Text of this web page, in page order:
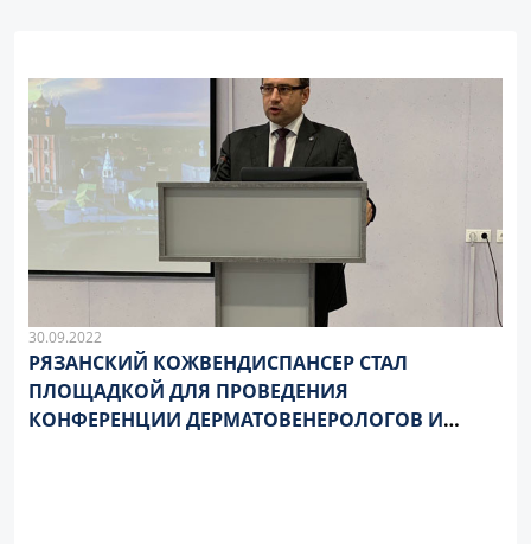
30.09.2022
РЯЗАНСКИЙ КОЖВЕНДИСПАНСЕР СТАЛ
ПЛОЩАДКОЙ ДЛЯ ПРОВЕДЕНИЯ
КОНФЕРЕНЦИИ ДЕРМАТОВЕНЕРОЛОГОВ И